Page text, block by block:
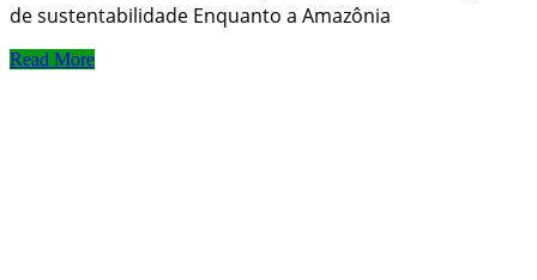
de sustentabilidade Enquanto a Amazônia
Read More